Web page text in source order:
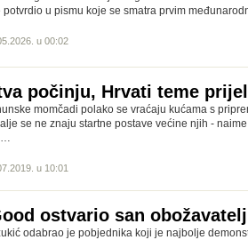
potvrdio u pismu koje se smatra prvim
u 00:02
počinju, Hrvati teme
momčadi polako se vraćaju kućama s
se ne znaju startne postave većine njih -
u 10:01
ostvario san
odabrao je pobjednika koji je najbolje